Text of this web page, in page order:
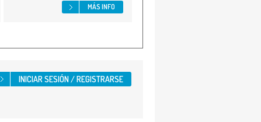
MÁS INFO